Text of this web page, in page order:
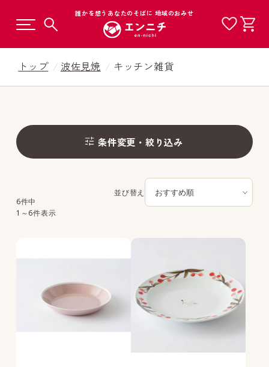
誰かを想うあなたのそばに 地域のおみせ
カテゴリから選ぶ
工芸品から選ぶ
～
トップ 波佐見焼 キッチン雑貨
条件変更・絞り込み
6件中
1～6件表示
並び替え